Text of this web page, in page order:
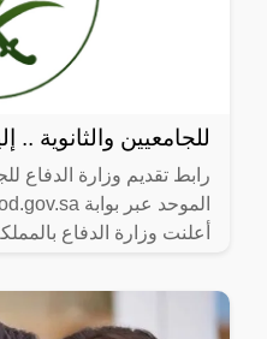
للجامعيين والثانوية
أعلنت وزارة الدفاع